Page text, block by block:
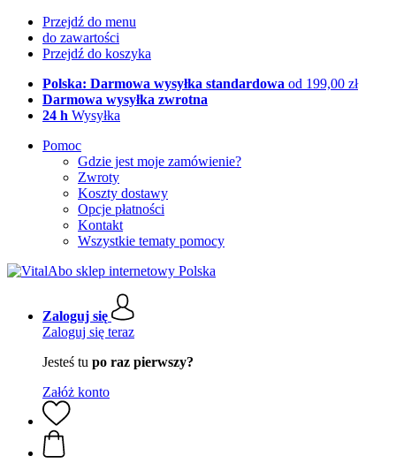
Przejdź do menu
do zawartości
Przejdź do koszyka
Polska: Darmowa wysyłka standardowa od 199,00 zł
Darmowa wysyłka zwrotna
24 h Wysyłka
Pomoc
Gdzie jest moje zamówienie?
Zwroty
Koszty dostawy
Opcje płatności
Kontakt
Wszystkie tematy pomocy
Zaloguj się
Zaloguj się teraz
Jesteś tu po raz pierwszy?
Załóż konto